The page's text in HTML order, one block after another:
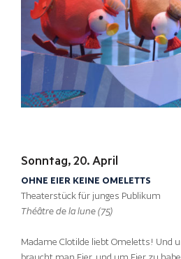
Sonntag, 20. April
OHNE EIER KEINE OMELETTS
Theaterstück für junges Publikum
Théâtre de la lune (75)
Madame Clotilde liebt Omeletts! Und